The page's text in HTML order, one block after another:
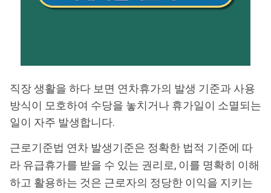
직장 생활을 하다 보면 연차휴가의 발생 기준과 사용
방식이 모호하여 수당을 놓치거나 휴가일이 소멸되는
일이 자주 발생합니다.
근로기준법 연차 발생기준은 정확한 법적 기준에 따
라 유급휴가를 받을 수 있는 권리로, 이를 명확히 이해
하고 활용하는 것은 근로자의 정당한 이익을 지키는